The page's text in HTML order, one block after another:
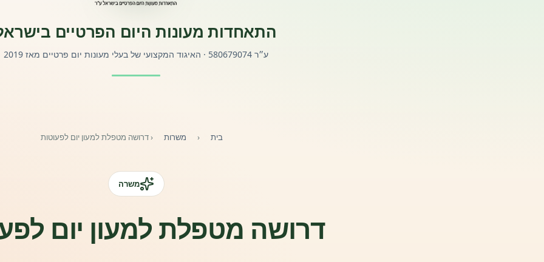
התאחדות מעונות היום הפרטיים
ע״ר 580679074 · האיגוד המקצועי של בעלי מעונות יום פרטיים מאז 2019
בית ‹ משרות ‹דרושה מטפלת למעון יום לפעוטות
משרה
דרושה מטפלת למעון יום